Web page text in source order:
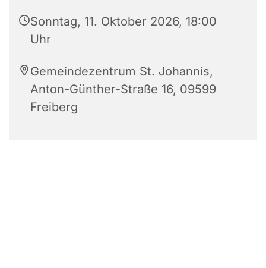
Sonntag, 11. Oktober 2026, 18:00
Uhr
Gemeindezentrum St. Johannis,
Anton-Günther-Straße 16, 09599
Freiberg